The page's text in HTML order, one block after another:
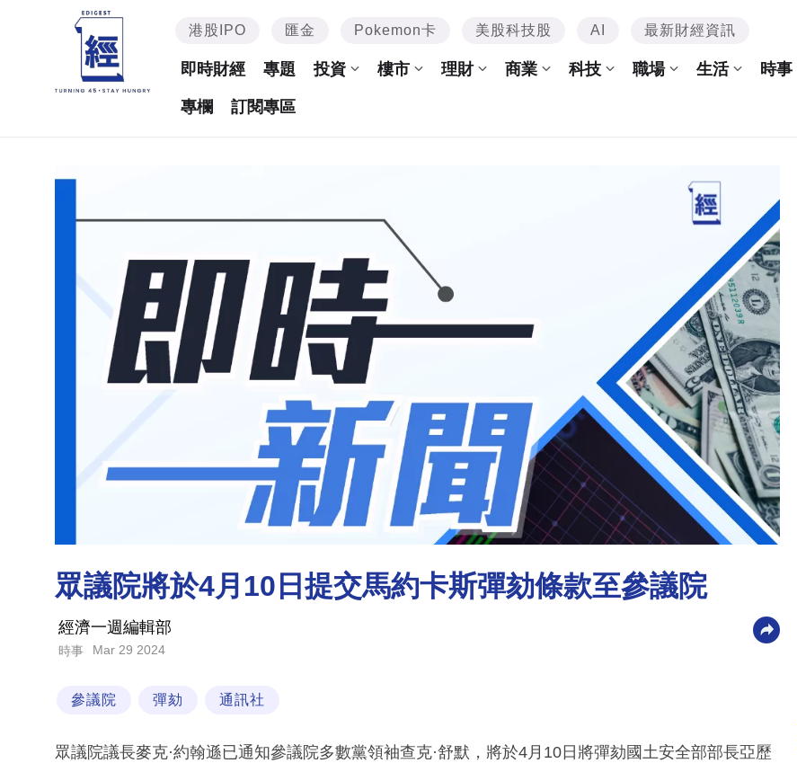
港股IPO 匯金 Pokemon卡 美股科技股 AI 最新財經資訊
即時財經 專題 投資 樓市 理財 商業 科技 職場 生活 時事
專欄 訂閱專區
眾議院將於4月10日提交馬約卡斯彈劾條款至參議院
經濟一週編輯部
時事 Mar 29 2024
參議院 彈劾 通訊社
眾議院議長麥克·約翰遜已通知參議院多數黨領袖查克·舒默，將於4月10日將彈劾國土安全部部長亞歷